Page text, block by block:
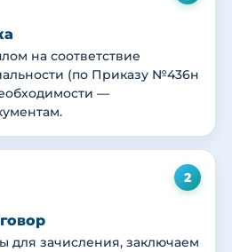
на соответствие
(по Приказу №436н
—
2
для зачисления, заключаем